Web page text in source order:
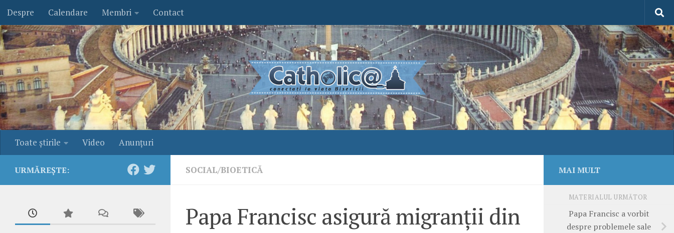
Skip to content
Despre Calendare Membri Contact
Toate ştirile Video Anunţuri
SOCIAL/BIOETICĂ
Papa Francisc asigură migranții din
URMĂREȘTE: MAI MULT
MATERIALUL URMĂTOR
Papa Francisc a vorbit
despre problemele sale